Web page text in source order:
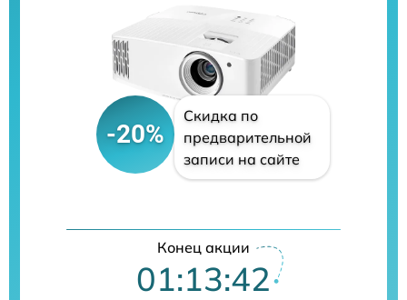
-20%
Скидка по
предварительной
записи на сайте
Конец акции
01:13:41